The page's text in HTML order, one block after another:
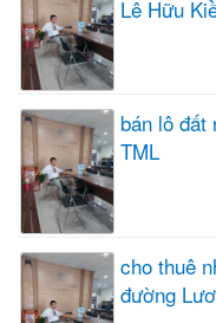
Lê Hữu
bán lô đất
TML
cho thuê
đường